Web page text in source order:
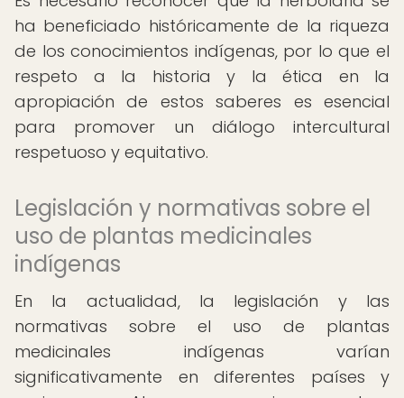
ha beneficiado históricamente de la riqueza
de los conocimientos indígenas, por lo que el
respeto a la historia y la ética en la
apropiación de estos saberes es esencial
para promover un diálogo intercultural
respetuoso y equitativo.
Legislación y normativas sobre el
uso de plantas medicinales
indígenas
En la actualidad, la legislación y las
normativas sobre el uso de plantas
medicinales indígenas varían
significativamente en diferentes países y